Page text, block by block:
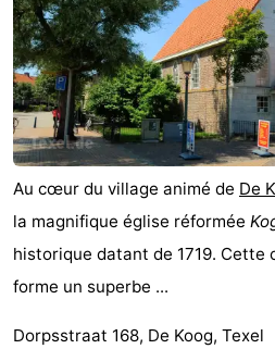
Chambre
d'hôtes
Chaumières
-
't
Eibernest
-
't
Hoogelandt
-
Beach
Park
-
Buytenveldt
-
Au cœur du village animé de De
la magnifique église réformée
historique datant de 1719. Cette
forme un superbe ...
Dorpsstraat 168, De Koog, Texel